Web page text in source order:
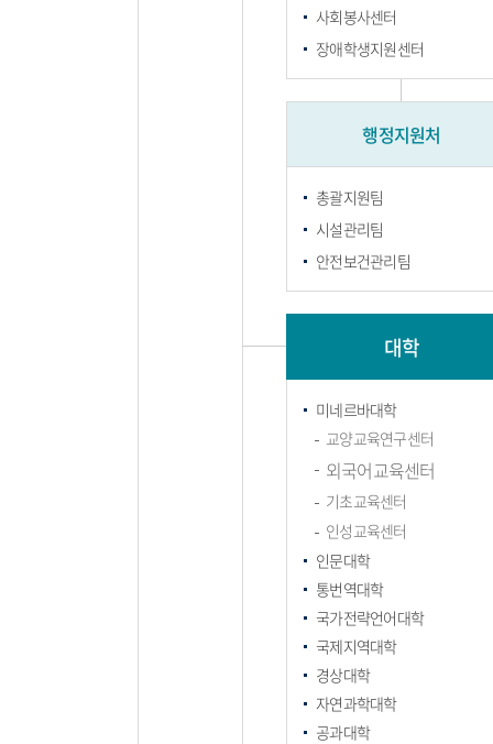
사회봉사센터
장애학생지원센터
행정지원처
총괄지원팀
시설관리팀
안전보건관리팀
대학
미네르바대학
교양교육연구센터
외국어교육센터
기초교육센터
인성교육센터
인문대학
통번역대학
국가전략언어대학
국제지역대학
경상대학
자연과학대학
공과대학